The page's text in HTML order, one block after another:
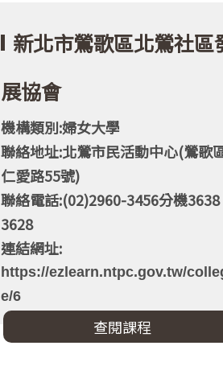
新北市鶯歌區北鶯社區
展協會
機構類別:婦女大學
聯絡地址:北鶯市民活動中心(鶯歌
仁愛路55號)
聯絡電話:(02)2960-3456分機3638
3628
連結網址:
https://ezlearn.ntpc.gov.tw/
e/6